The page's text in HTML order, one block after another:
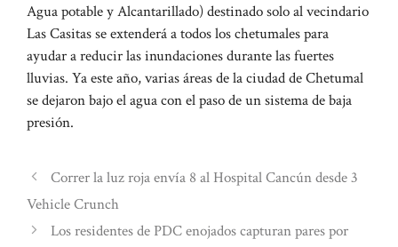
Agua potable y Alcantarillado) destinado solo al vecindario
Las Casitas se extenderá a todos los chetumales para
ayudar a reducir las inundaciones durante las fuertes
lluvias. Ya este año, varias áreas de la ciudad de Chetumal
se dejaron bajo el agua con el paso de un sistema de baja
presión.
Correr la luz roja envía 8 al Hospital Cancún desde 3
Vehicle Crunch
Los residentes de PDC enojados capturan pares por